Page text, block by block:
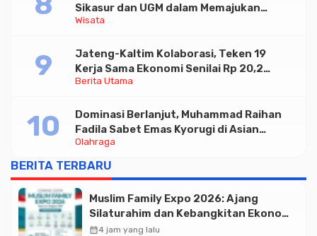
Wisata
Sikasur dan UGM dalam Memajukan
Wisata serta UMKM Lokal
Berita Utama
Jateng-Kaltim Kolaborasi, Teken 19
Kerja Sama Ekonomi Senilai Rp 20,2
Triliun
Olahraga
Dominasi Berlanjut, Muhammad Raihan
Fadila Sabet Emas Kyorugi di Asian
Taekwondo Indonesia Open 2026
BERITA TERBARU
Muslim Family Expo 2026: Ajang
Silaturahim dan Kebangkitan Ekonomi
Halal di Jakarta
calendar_month4 jam yang lalu